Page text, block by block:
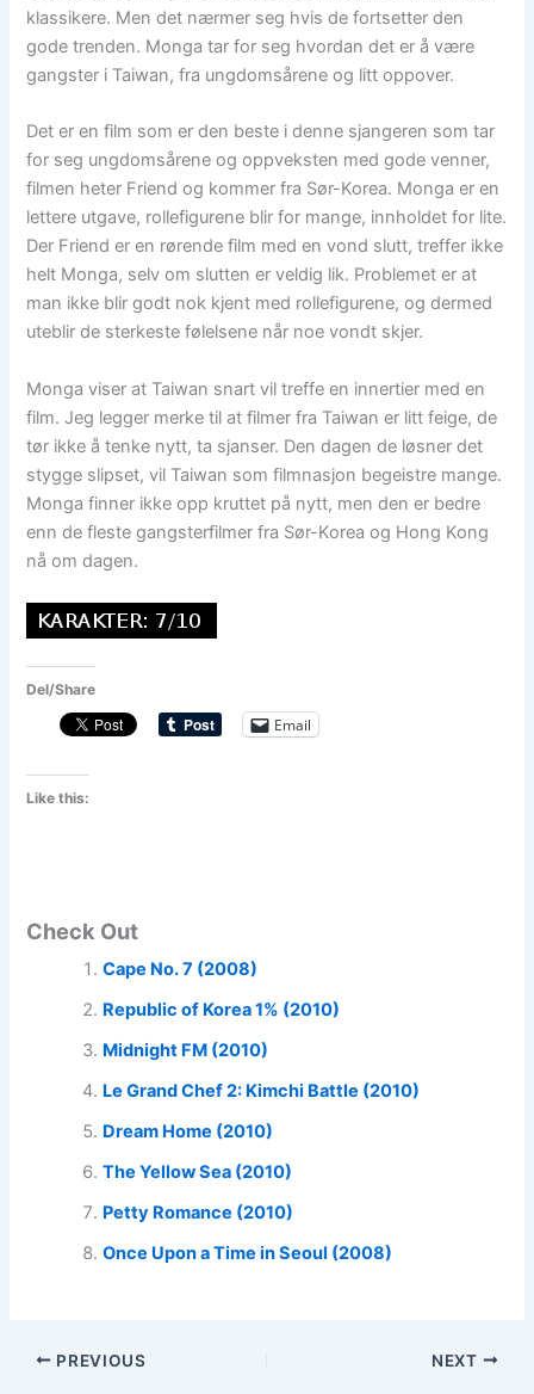
klassikere. Men det nærmer seg hvis de fortsetter den
gode trenden. Monga tar for seg hvordan det er å være
gangster i Taiwan, fra ungdomsårene og litt oppover.
Det er en film som er den beste i denne sjangeren som tar
for seg ungdomsårene og oppveksten med gode venner,
filmen heter Friend og kommer fra Sør-Korea. Monga er en
lettere utgave, rollefigurene blir for mange, innholdet for lite.
Der Friend er en rørende film med en vond slutt, treffer ikke
helt Monga, selv om slutten er veldig lik. Problemet er at
man ikke blir godt nok kjent med rollefigurene, og dermed
uteblir de sterkeste følelsene når noe vondt skjer.
Monga viser at Taiwan snart vil treffe en innertier med en
film. Jeg legger merke til at filmer fra Taiwan er litt feige, de
tør ikke å tenke nytt, ta sjanser. Den dagen de løsner det
stygge slipset, vil Taiwan som filmnasjon begeistre mange.
Monga finner ikke opp kruttet på nytt, men den er bedre
enn de fleste gangsterfilmer fra Sør-Korea og Hong Kong
nå om dagen.
Del/Share
Email
Like this:
Check Out
Cape No. 7 (2008)
Republic of Korea 1% (2010)
Midnight FM (2010)
Le Grand Chef 2: Kimchi Battle (2010)
Dream Home (2010)
The Yellow Sea (2010)
Petty Romance (2010)
Once Upon a Time in Seoul (2008)
PREVIOUS NEXT